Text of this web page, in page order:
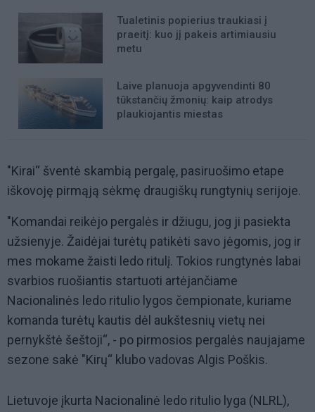
Tualetinis popierius traukiasi į
praeitį: kuo jį pakeis artimiausiu
metu
Laive planuoja apgyvendinti 80
tūkstančių žmonių: kaip atrodys
plaukiojantis miestas
"Kirai“ šventė skambią pergalę, pasiruošimo etape
iškovoję pirmąją sėkmę draugiškų rungtynių serijoje.
"Komandai reikėjo pergalės ir džiugu, jog ji pasiekta
užsienyje. Žaidėjai turėtų patikėti savo jėgomis, jog ir
mes mokame žaisti ledo ritulį. Tokios rungtynės labai
svarbios ruošiantis startuoti artėjančiame
Nacionalinės ledo ritulio lygos čempionate, kuriame
komanda turėtų kautis dėl aukštesnių vietų nei
pernykštė šeštoji“, - po pirmosios pergalės naujajame
sezone sakė "Kirų“ klubo vadovas Algis Poškis.
Lietuvoje įkurta Nacionalinė ledo ritulio lyga (NLRL),